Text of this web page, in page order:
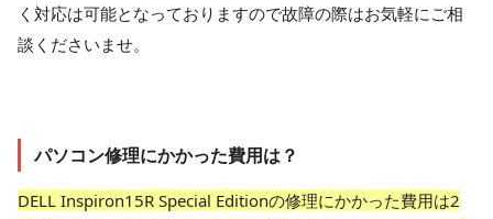
く対応は可能となっておりますので故障の際はお気軽にご相
談くださいませ。
パソコン修理にかかった費用は？
DELL Inspiron15R Special Editionの修理にかかった費用は2